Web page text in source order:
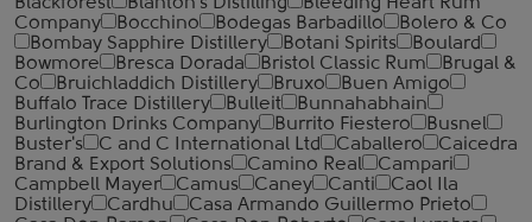
Company
Bocchino Bodegas Barbadillo
Bolero & Co
Bombay Sapphire Distillery
Botani Spirits
Boulard
Bowmore
Bresca Dorada Bristol Classic Rum
Brugal &
Co
Bruichladdich Distillery Bruxo
Buen Amigo
Buffalo Trace Distillery
Bulleit
Bunnahabhain
Burlington Drinks Company
Burrito Fiestero
Busnel
Buster's
C and C International Ltd Caballero
Caicedra
Brand & Export Solutions
Camino Real
Campari
Campbell Mayer
Camus Caney Canti
Caol Ila
Distillery
Cardhu
Casa Armando Guillermo Prieto